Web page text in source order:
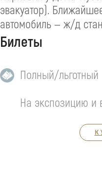
эвакуатор).
автомобиль — ж/д
Билеты
Полный/льготный
На экспозицию и